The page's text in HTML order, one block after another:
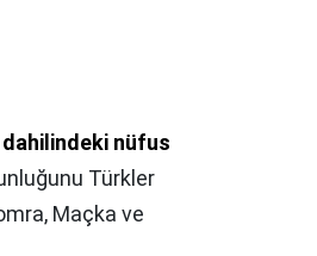
dahilindeki nüfus
Türkler
Maçka ve